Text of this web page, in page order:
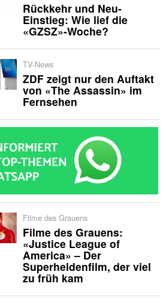
Rückkehr und Neu-
Einstieg: Wie lief die
«GZSZ»-Woche?
TV-News
ZDF zeigt nur den Auftakt
von «The Assassin» im
Fernsehen
Filme des Grauens
Filme des Grauens:
«Justice League of
America» – Der
Superheldenfilm, der viel
zu früh kam